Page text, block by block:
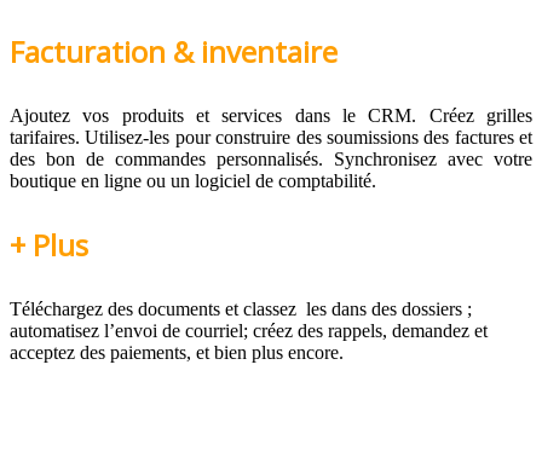
Facturation & inventaire
Ajoutez vos produits et services dans le CRM. Créez grilles
tarifaires. Utilisez-les pour construire des soumissions des factures et
des bon de commandes personnalisés. Synchronisez avec votre
boutique en ligne ou un logiciel de comptabilité.
+ Plus
Téléchargez des documents et classez les dans des dossiers ;
automatisez l’envoi de courriel; créez des rappels, demandez et
acceptez des paiements, et bien plus encore.